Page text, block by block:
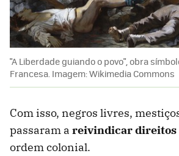
"A Liberdade guiando o povo", obra
Francesa. Imagem: Wikimedia Commons
Com isso, negros livres,
passaram a reivindicar direitos
ordem colonial.